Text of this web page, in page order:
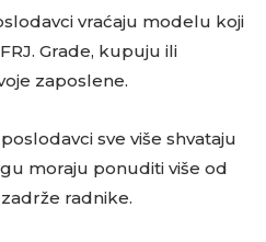
vraćaju modelu koji
Grade, kupuju ili
zaposlene.
sve više shvataju
moraju ponuditi više od
radnike.